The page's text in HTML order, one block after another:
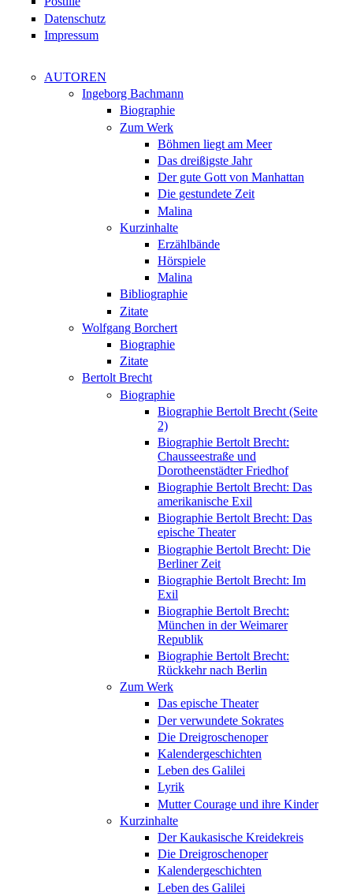
Datenschutz
Impressum
AUTOREN
Ingeborg Bachmann
Biographie
Zum Werk
Böhmen liegt am Meer
Das dreißigste Jahr
Der gute Gott von Manhattan
Die gestundete Zeit
Malina
Kurzinhalte
Erzählbände
Hörspiele
Malina
Bibliographie
Zitate
Wolfgang Borchert
Biographie
Zitate
Bertolt Brecht
Biographie
Biographie Bertolt Brecht (Seite
2)
Biographie Bertolt Brecht:
Chausseestraße und
Dorotheenstädter Friedhof
Biographie Bertolt Brecht: Das
amerikanische Exil
Biographie Bertolt Brecht: Das
epische Theater
Biographie Bertolt Brecht: Die
Berliner Zeit
Biographie Bertolt Brecht: Im
Exil
Biographie Bertolt Brecht:
München in der Weimarer
Republik
Biographie Bertolt Brecht:
Rückkehr nach Berlin
Zum Werk
Das epische Theater
Der verwundete Sokrates
Die Dreigroschenoper
Kalendergeschichten
Leben des Galilei
Lyrik
Mutter Courage und ihre Kinder
Kurzinhalte
Der Kaukasische Kreidekreis
Die Dreigroschenoper
Kalendergeschichten
Leben des Galilei